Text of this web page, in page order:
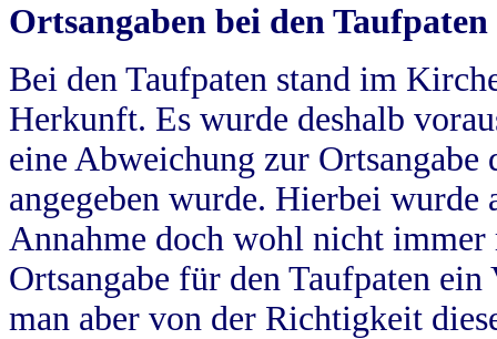
Ortsangaben bei den Taufpaten
Bei den Taufpaten stand im
Herkunft. Es wurde deshalb
eine Abweichung zur
angegeben wurde. Hierbei wurde
Annahme doch wohl nicht
Ortsangabe für den Taufpaten
man aber von der Richtigkeit